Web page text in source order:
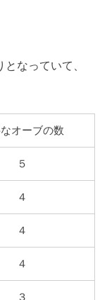
なっていて、
オーブの数
５
４
４
４
３